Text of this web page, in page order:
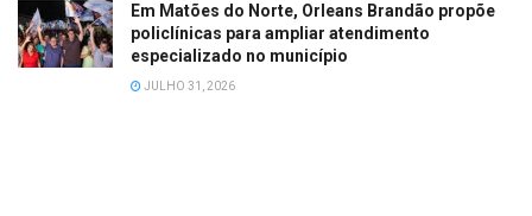
Em Matões do Norte, Orleans Brandão propõe
policlínicas para ampliar atendimento
especializado no município
JULHO 31, 2026